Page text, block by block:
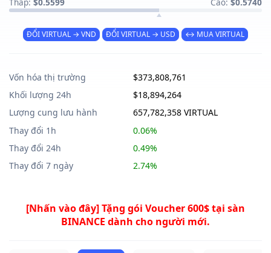
ĐỔI VIRTUAL → VND ĐỔI VIRTUAL → USD ↔ MUA VIRTUAL
Vốn hóa thị trường
$373,808,761
Khối lượng 24h
$18,894,264
Lượng cung lưu hành
657,782,358 VIRTUAL
Thay đổi 1h
0.06%
Thay đổi 24h
0.49%
Thay đổi 7 ngày
2.74%
[Nhấn vào đây] Tặng gói Voucher 600$ tại sàn
BINANCE dành cho người mới.